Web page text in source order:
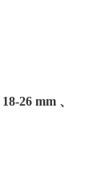
18-26 mm 、